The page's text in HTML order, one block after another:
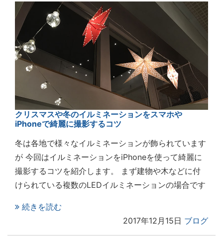
クリスマスや冬のイルミネーションをスマホや
iPhoneで綺麗に撮影するコツ
冬は各地で様々なイルミネーションが飾られています
が 今回はイルミネーションをiPhoneを使って綺麗に
撮影するコツを紹介します。 まず建物や木などに付
けられている複数のLEDイルミネーションの場合です
続きを読む
2017年12月15日 ブログ